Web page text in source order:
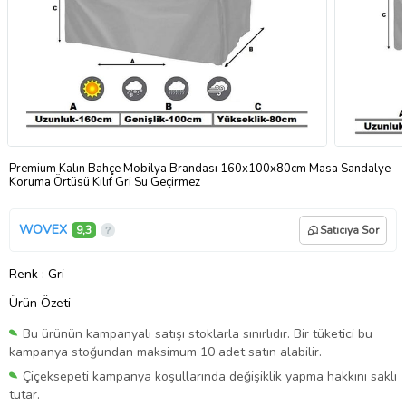
Premium Kalın Bahçe Mobilya Brandası 160x100x80cm Masa Sandalye
Koruma Örtüsü Kılıf Gri Su Geçirmez
WOVEX 9,3 Satıcıya Sor
Renk : Gri
Ürün Özeti
Bu ürünün kampanyalı satışı stoklarla sınırlıdır. Bir tüketici bu
kampanya stoğundan maksimum 10 adet satın alabilir.
Çiçeksepeti kampanya koşullarında değişiklik yapma hakkını saklı
tutar.